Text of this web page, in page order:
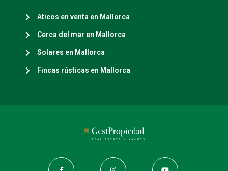
Aticos en venta en Mallorca
Cerca del mar en Mallorca
Solares en Mallorca
Fincas rústicas en Mallorca